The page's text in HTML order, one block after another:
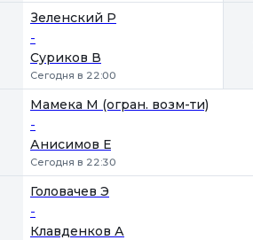
Зеленский Р
-
Суриков В
Сегодня в 22:00
Мамека М (огран. возм-ти)
-
Анисимов Е
Сегодня в 22:30
Головачев Э
-
Клавденков А